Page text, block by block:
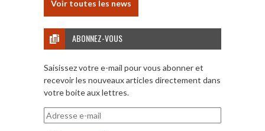
Voir toutes les news
ABONNEZ-VOUS
Saisissez votre e-mail pour vous abonner et
recevoir les nouveaux articles directement dans
votre boite aux lettres.
Adresse
e-